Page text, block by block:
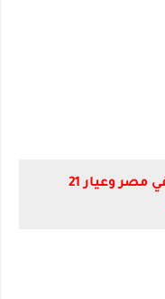
تفاصيل سعر الذهب اليوم في مصر وعيار 21